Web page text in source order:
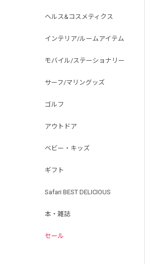
ヘルス&コスメティクス
インテリア/ルームアイテム
モバイル/ステーショナリー
サーフ/マリングッズ
ゴルフ
アウトドア
ベビー・キッズ
ギフト
Safari BEST DELICIOUS
本・雑誌
セール